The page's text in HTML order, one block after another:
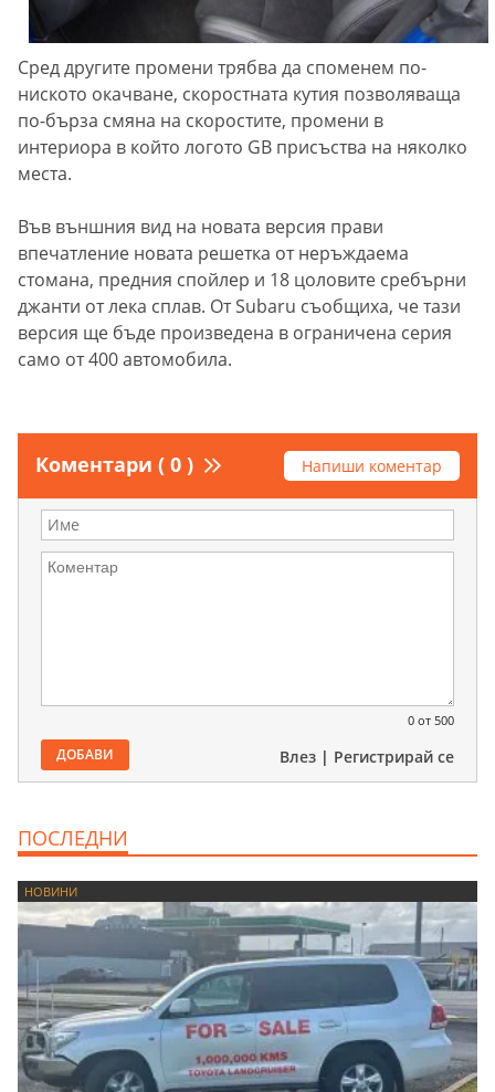
Сред другите промени трябва да споменем по-
ниското окачване, скоростната кутия позволяваща
по-бърза смяна на скоростите, промени в
интериора в който логото GB присъства на няколко
места.
Във външния вид на новата версия прави
впечатление новата решетка от неръждаема
стомана, предния спойлер и 18 цоловите сребърни
джанти от лека сплав. От Subaru съобщиха, че тази
версия ще бъде произведена в ограничена серия
само от 400 автомобила.
Коментари ( 0 ) Напиши коментар
0 от 500
ДОБАВИ Влез | Регистрирай се
ПОСЛЕДНИ
НОВИНИ